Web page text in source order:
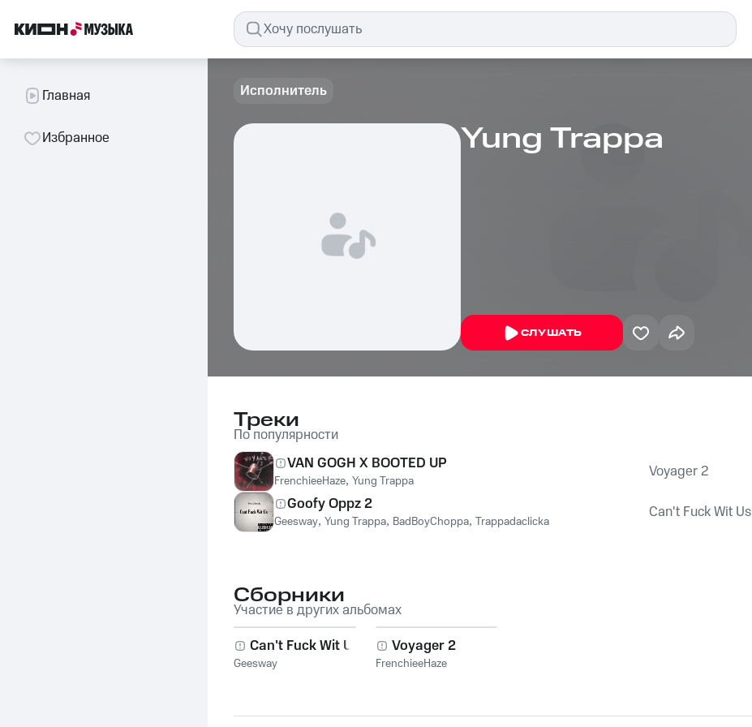
Главная
Избранное
Исполнитель
Yung Trappa
СЛУШАТЬ
Треки
По популярности
VAN GOGH X BOOTED UP
FrenchieeHaze, Yung Trappa Voyager 2
Goofy Oppz 2
Geesway, Yung Trappa, BadBoyChoppa, Trappadaclicka Can't Fuck Wit Us
Сборники
Участие в других альбомах
Can't Fuck Wit Us
Geesway
Voyager 2
FrenchieeHaze